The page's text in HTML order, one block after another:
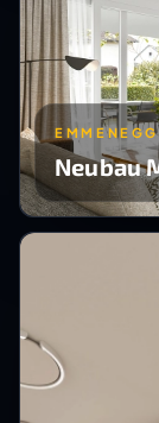
Neubau